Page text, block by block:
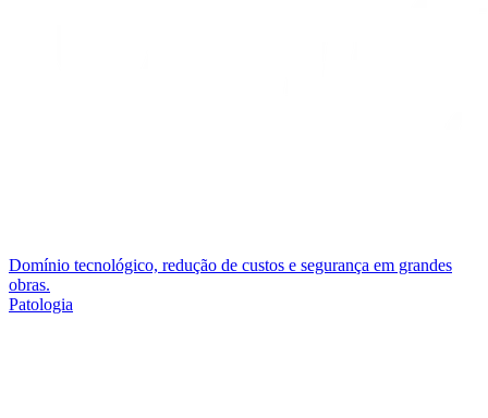
Domínio tecnológico, redução de custos e segurança em grandes
obras.
Patologia